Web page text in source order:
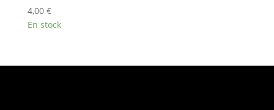
4,00 €
En stock